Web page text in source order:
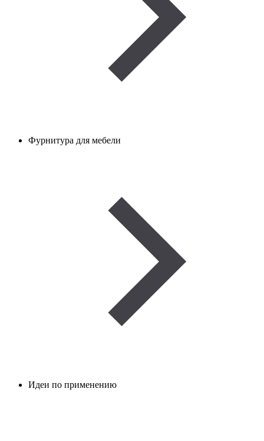
Фурнитура для мебели
Идеи по применению